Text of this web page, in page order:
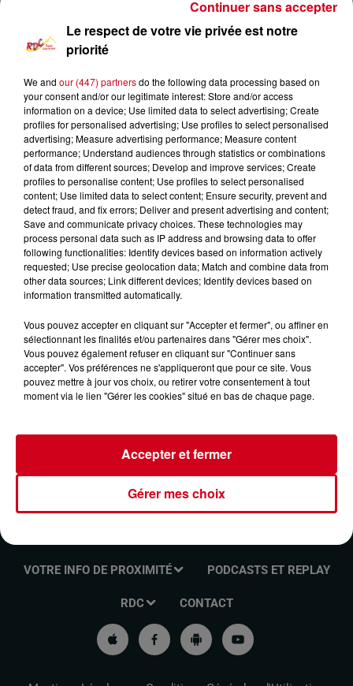
Funk Anthologie RDC
RDC
Funk Anthologie
0:00 5 sec
3 mars 2024 - 5 sec
FUNK ANTHOLOGIE DU 03/03/2024
Funk Anthologie
VOTRE INFO DE PROXIMITÉ PODCASTS ET REPLAY
RDC CONTACT
Le respect de votre vie privée est notre
priorité
We and our (447) partnersdo the following data processing based on
your consent and/or our legitimate interest: Store and/or access
information on a device; Use limited data to select advertising; Create
profiles for personalised advertising; Use profiles to select personalised
advertising; Measure advertising performance; Measure content
performance; Understand audiences through statistics or combinations
of data from different sources; Develop and improve services; Create
profiles to personalise content; Use profiles to select personalised
content; Use limited data to select content; Ensure security, prevent and
detect fraud, and fix errors; Deliver and present advertising and content;
Save and communicate privacy choices. These technologies may
process personal data such as IP address and browsing data to offer
following functionalities: Identify devices based on information actively
requested; Use precise geolocation data; Match and combine data from
other data sources; Link different devices; Identify devices based on
information transmitted automatically.
Vous pouvez accepter en cliquant sur "Accepter et fermer", ou affiner en
sélectionnant les finalités et/ou partenaires dans "Gérer mes choix".
Vous pouvez également refuser en cliquant sur "Continuer sans
accepter". Vos préférences ne s'appliqueront que pour ce site. Vous
pouvez mettre à jour vos choix, ou retirer votre consentement à tout
moment via le lien "Gérer les cookies" situé en bas de chaque page.
Gérer mes choix
Accepter et fermer
Continuer sans accepter